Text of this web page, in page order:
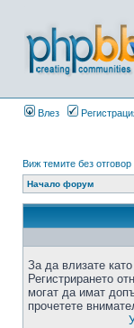
Влез
Виж темите без отговор
Начало форум
За да влизате
Регистрирането
могат да имат
прочетете